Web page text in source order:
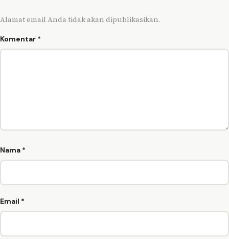
Alamat email Anda tidak akan dipublikasikan.
Komentar *
Nama *
Email *